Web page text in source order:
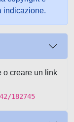
indicazione.
o creare un link
182745